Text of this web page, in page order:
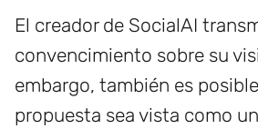
El creador de SocialAI
convencimiento sobre su
embargo, también es
propuesta sea vista como